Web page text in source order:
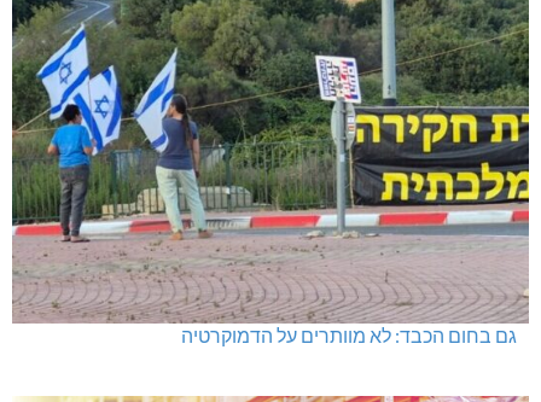
גם בחום הכבד: לא מוותרים על הדמוקרטיה